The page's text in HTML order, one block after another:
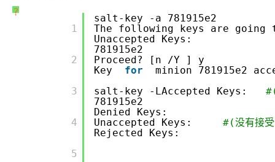
?
       1
       2
       3
       4
       5
salt-key -a 781915e2
The following keys are
Unaccepted Keys:
781915e2
Proceed? [n
/Y
] y
Key
for
minion 781915e2
salt-key -LAccepted Keys:
781915e2
Denied Keys:
Unaccepted Keys:
#(没有接
Rejected Keys: